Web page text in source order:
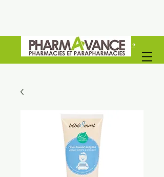
Vous êtes un professionel de santé ?
Découvrez Pharmavance Groupe